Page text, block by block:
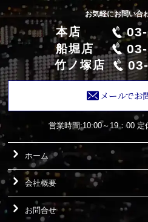
お気軽にお問い合
本店
船堀店
竹ノ塚店
メールでお
営業時間:10:00～19：00 定
ホーム
会社概要
お問合せ